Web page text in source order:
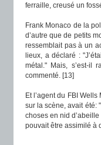
ferraille, creusé un
Frank Monaco de la
d’autre que de petits
ressemblait pas à un
lieux, a déclaré :
métal." Mais, s’est-il
commenté. [13]
Et l’agent du FBI
sur la scène, avait été:
choses en nid
pouvait être assimilé à